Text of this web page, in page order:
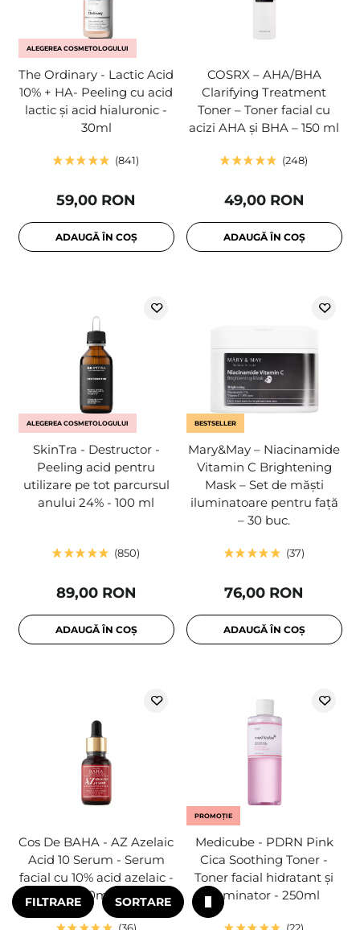
ALEGEREA COSMETOLOGULUI
The Ordinary - Lactic Acid
10% + HA- Peeling cu acid
lactic și acid hialuronic -
30ml
841
59,00 RON
ADAUGĂ ÎN COȘ
COSRX – AHA/BHA
Clarifying Treatment
Toner – Toner facial cu
acizi AHA și BHA – 150 ml
248
49,00 RON
ADAUGĂ ÎN COȘ
ALEGEREA COSMETOLOGULUI
SkinTra - Destructor -
Peeling acid pentru
utilizare pe tot parcursul
anului 24% - 100 ml
850
89,00 RON
ADAUGĂ ÎN COȘ
BESTSELLER
Mary&May – Niacinamide
Vitamin C Brightening
Mask – Set de măști
iluminatoare pentru față
– 30 buc.
37
76,00 RON
ADAUGĂ ÎN COȘ
Cos De BAHA - AZ Azelaic
Acid 10 Serum - Serum
facial cu 10% acid azelaic -
30ml
PROMOȚIE
Medicube - PDRN Pink
Cica Soothing Toner -
Toner facial hidratant și
iluminator - 250ml
FILTRARE SORTARE